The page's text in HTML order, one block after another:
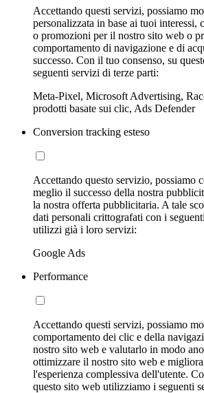
Accettando questi servizi, possiamo
personalizzata in base ai tuoi interessi,
o promozioni per il nostro sito web o
comportamento di navigazione e di
successo. Con il tuo consenso, su
seguenti servizi di terze parti:
Meta-Pixel, Microsoft Advertising,
prodotti basate sui clic, Ads Defender
Conversion tracking esteso
Accettando questo servizio, possiamo
meglio il successo della nostra
la nostra offerta pubblicitaria. A tale
dati personali crittografati con i
utilizzi già i loro servizi:
Google Ads
Performance
Accettando questi servizi, possiamo
comportamento dei clic e della
nostro sito web e valutarlo in modo
ottimizzare il nostro sito web e
l'esperienza complessiva dell'utente.
questo sito web utilizziamo i seguenti